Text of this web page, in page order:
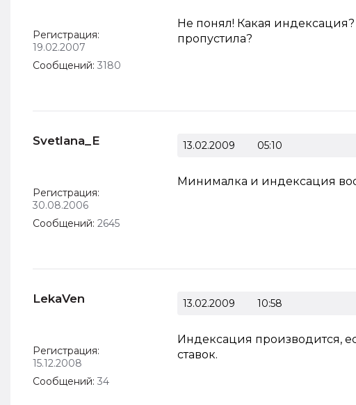
Регистрация:
19.02.2007
Сообщений: 3180
Не понял! Какая
пропустила?
Svetlana_E
Регистрация:
30.08.2006
Сообщений: 2645
13.02.2009 05:10
Минималка и индексация
LekaVen
Регистрация:
15.12.2008
Сообщений: 34
13.02.2009 10:58
Индексация производится,
ставок.